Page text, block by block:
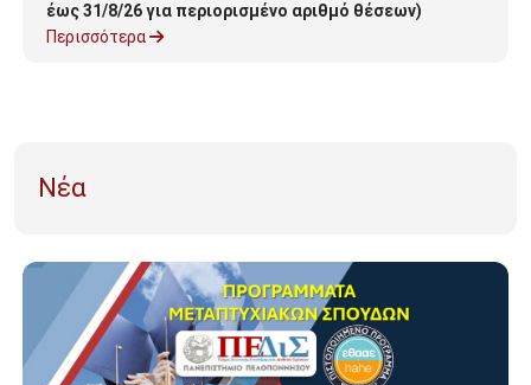
έως 31/8/26 για περιορισμένο αριθμό θέσεων)
Περισσότερα
Νέα